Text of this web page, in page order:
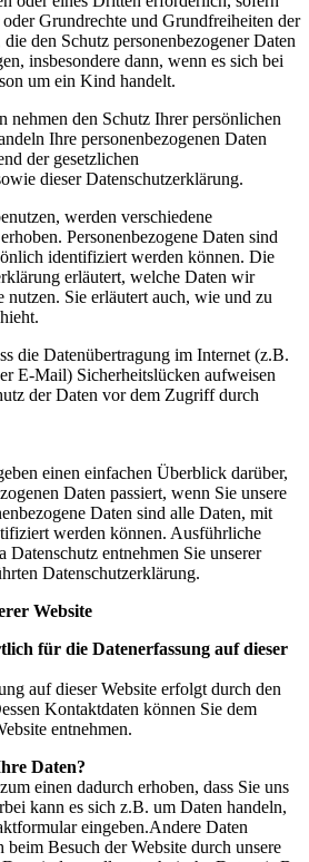
Grundrechte und Grundfreiheiten der
den Schutz personenbezogener Daten
insbesondere dann, wenn es sich bei
um ein Kind handelt.
nehmen den Schutz Ihrer persönlichen
Ihre personenbezogenen Daten
der gesetzlichen
dieser Datenschutzerklärung.
werden verschiedene
Personenbezogene Daten sind
identifiziert werden können. Die
erläutert, welche Daten wir
Sie erläutert auch, wie und zu
die Datenübertragung im Internet (z.B.
E-Mail) Sicherheitslücken aufweisen
der Daten vor dem Zugriff durch
einen einfachen Überblick darüber,
Daten passiert, wenn Sie unsere
Daten sind alle Daten, mit
werden können. Ausführliche
entnehmen Sie unserer
Datenschutzerklärung.
Website
für die Datenerfassung auf dieser
auf dieser Website erfolgt durch den
Kontaktdaten können Sie dem
entnehmen.
Daten?
einen dadurch erhoben, dass Sie uns
kann es sich z.B. um Daten handeln,
eingeben.Andere Daten
beim Besuch der Website durch unsere